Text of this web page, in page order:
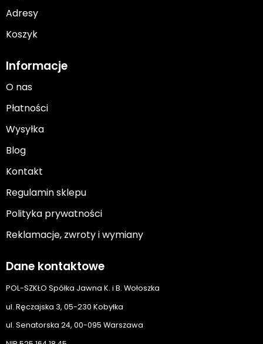
Adresy
Koszyk
Informacje
O nas
Płatności
Wysyłka
Blog
Kontakt
Regulamin sklepu
Polityka prywatności
Reklamacje, zwroty i wymiany
Dane kontaktowe
POL-SZKŁO Spółka Jawna K. i B. Wołoszka
ul. Ręczajska 3, 05-230 Kobyłka
ul. Senatorska 24, 00-095 Warszawa